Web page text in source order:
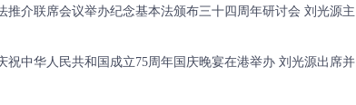
推介联席会议举办纪念基本法颁布三十四周年研讨会 刘光源主
祝中华人民共和国成立75周年国庆晚宴在港举办 刘光源出席并